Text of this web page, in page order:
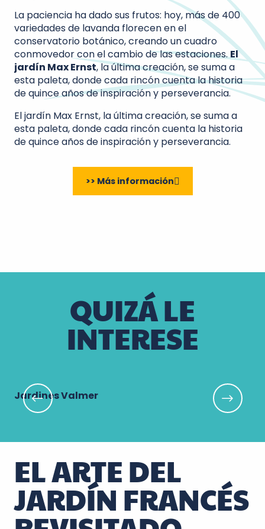
La paciencia ha dado sus frutos: hoy, más de 400
variedades de lavanda florecen en el
conservatorio botánico, creando un cuadro
conmovedor con el cambio de las estaciones.El
jardín Max Ernst, la última creación, se suma a
esta paleta, donde cada rincón cuenta la historia
de quince años de inspiración y perseverancia.
El jardín Max Ernst, la última creación, se suma a
esta paleta, donde cada rincón cuenta la historia
de quince años de inspiración y perseverancia.
>> Más información
QUIZÁ LE
INTERESE
Jardines Valmer
EL ARTE DEL
JARDÍN FRANCÉS